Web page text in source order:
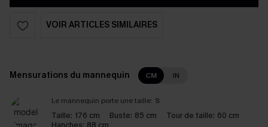
VOIR ARTICLES SIMILAIRES
Mensurations du mannequin CM IN
Le mannequin porte une taille: S
Taille: 176 cm Buste: 85 cm Tour de taille: 60 cm
Hanches: 88 cm